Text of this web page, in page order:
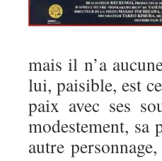
mais il n’a
lui, paisible, est
paix avec ses
modestement,
autre